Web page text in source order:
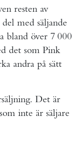
resten av
med säljande
bland över 7 000
det som Pink
andra på sätt
Det är
inte är säljare